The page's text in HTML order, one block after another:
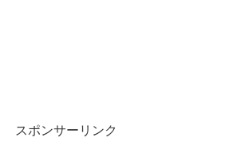
スポンサーリンク